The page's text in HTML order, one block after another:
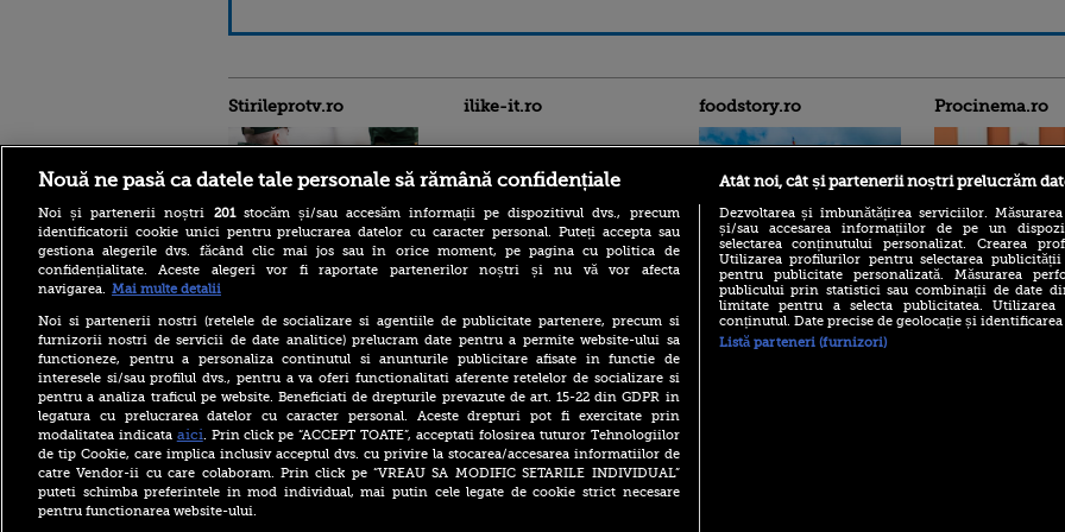
Stirileprotv.ro
Escrocheria „văduvelor
negre” ia amploare în Rusia.
milioane de ruble”
Aflat în SUA, ministrul
britanic de Externe a evitat
să spună dacă îl mai
consideră pe Trump „idiot,
rasist și misogin”
Primăriile care nu se
înrolează pe Ghiseul.ro pot
rămâne fără finanțare. Cât
timp mai au la dispoziție
ilike-it.ro foodstory.ro
(P) Descoperă Lumea
Evenimentelor din România
cu Transilvania Events!
(P) Raku, gaming intens și o
Procinema.ro
Emoții intense
Sebastian Stan!
Annabelle, l-a
Nouă ne pasă ca datele tale personale să rămână confidențiale
Noi și partenerii noștri 201stocăm și/sau accesăm informații pe dispozitivul dvs., precum
identificatorii cookie unici pentru prelucrarea datelor cu caracter personal. Puteți accepta sau
gestiona alegerile dvs. făcând clic mai jos sau în orice moment, pe pagina cu politica de
confidențialitate. Aceste alegeri vor fi raportate partenerilor noștri și nu vă vor afecta
navigarea. Mai multe detalii
Noi si partenerii nostri (retelele de socializare si agentiile de publicitate partenere, precum si
furnizorii nostri de servicii de date analitice) prelucram date pentru a permite website-ului sa
functioneze, pentru a personaliza continutul si anunturile publicitare afisate in functie de
interesele si/sau profilul dvs., pentru a va oferi functionalitati aferente retelelor de socializare si
pentru a analiza traficul pe website. Beneficiati de drepturile prevazute de art. 15-22 din GDPR in
legatura cu prelucrarea datelor cu caracter personal. Aceste drepturi pot fi exercitate prin
modalitatea indicata aici. Prin click pe “ACCEPT TOATE”, acceptati folosirea tuturor Tehnologiilor
de tip Cookie, care implica inclusiv acceptul dvs. cu privire la stocarea/accesarea informatiilor de
catre Vendor-ii cu care colaboram. Prin click pe “VREAU SA MODIFIC SETARILE INDIVIDUAL”
puteti schimba preferintele in mod individual, mai putin cele legate de cookie strict necesare
pentru functionarea website-ului.
Atât noi, cât și partenerii noștri prelucrăm
Dezvoltarea și îmbunătățirea serviciilor.
și/sau accesarea informațiilor de pe un
selectarea conținutului personalizat. Crearea
Utilizarea profilurilor pentru selectarea
pentru publicitate personalizată. Măsurarea
publicului prin statistici sau combinații de date
limitate pentru a selecta publicitatea.
conținutul. Date precise de geolocație și
Listă parteneri (furnizori)